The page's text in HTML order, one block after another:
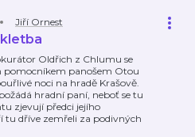
Jiří Ornest
Oldřich z Chlumu se
pomocníkem panošem Otou
noci na hradě Krašově.
hradní paní, neboť se tu
zjevují předci jejího
tu dříve zemřeli za podivných